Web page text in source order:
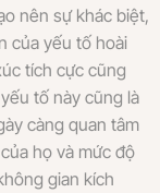
nên sự khác biệt,
của yếu tố hoài
tích cực cũng
tố này cũng là
càng quan tâm
họ và mức độ
gian kích